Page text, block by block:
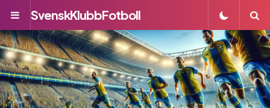
Menu
SvenskKlubbFotboll